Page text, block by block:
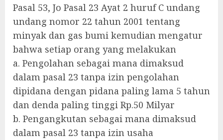
Pasal 53, Jo Pasal 23 Ayat 2 huruf C undang
undang nomor 22 tahun 2001 tentang
minyak dan gas bumi kemudian mengatur
bahwa setiap orang yang melakukan
a. Pengolahan sebagai mana dimaksud
dalam pasal 23 tanpa izin pengolahan
dipidana dengan pidana paling lama 5 tahun
dan denda paling tinggi Rp.50 Milyar
b. Pengangkutan sebagai mana dimaksud
dalam pasal 23 tanpa izin usaha